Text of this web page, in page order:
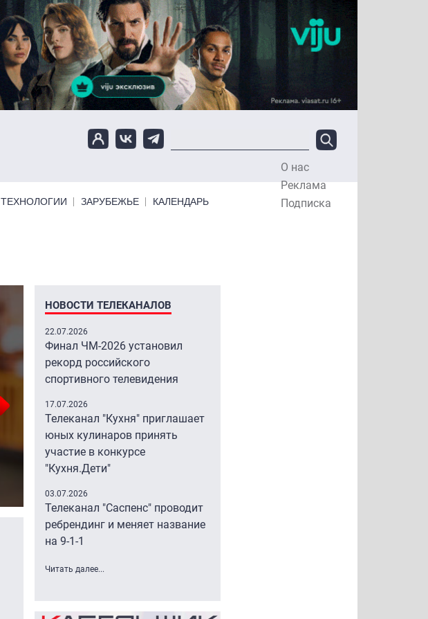
О нас
Реклама
Подписка
ТЕХНОЛОГИИ ЗАРУБЕЖЬЕ КАЛЕНДАРЬ
Масштабный сбой в работе российских интернет-
сервисов: "Ростелеком" подтвердил неполадки
Массовый технический сбой в инфраструктуре "Ростелекома"
и Avito....
НОВОСТИ ТЕЛЕКАНАЛОВ
22.07.2026
Финал ЧМ-2026 установил
рекорд российского
спортивного телевидения
17.07.2026
Телеканал "Кухня" приглашает
юных кулинаров принять
участие в конкурсе
"Кухня.Дети"
03.07.2026
Телеканал "Саспенс" проводит
ребрендинг и меняет название
на 9-1-1
Читать далее...